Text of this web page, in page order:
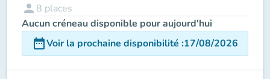
person 8 places
Aucun créneau disponible pour aujourd'hui
date_rangeVoir la prochaine disponibilité :17/08/2026